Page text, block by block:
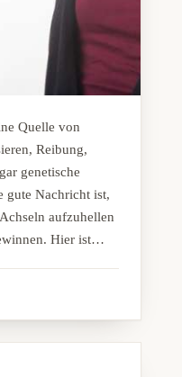
Quelle von
Reibung,
genetische
gute Nachricht ist,
aufzuhellen
Hier ist…